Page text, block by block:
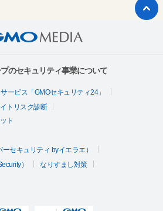
のセキュリティ事業について
ービス「GMOセキュリティ24」
トリスク診断
ト
セキュリティ byイエラエ）
）
なりすまし対策